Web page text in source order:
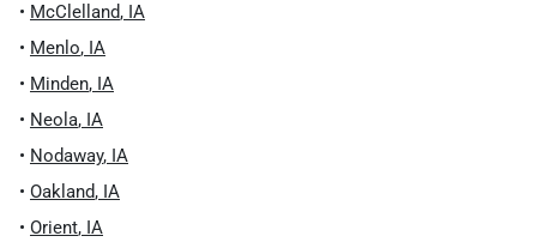
• McClelland, IA
• Menlo, IA
• Minden, IA
• Neola, IA
• Nodaway, IA
• Oakland, IA
• Orient, IA